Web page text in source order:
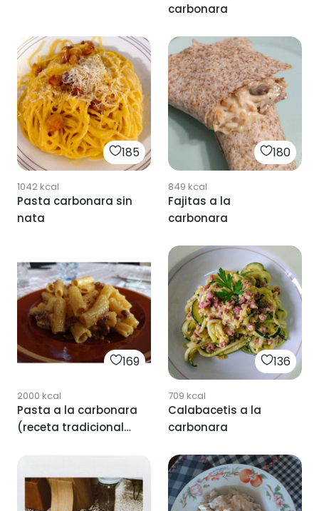
carbonara
185
1042kcal
Pasta carbonara sin
nata
180
849 kcal
Fajitas a la
carbonara
169
2000 kcal
Pasta a la carbonara
(receta tradicional
136
709 kcal
Calabacetis a la
carbonara